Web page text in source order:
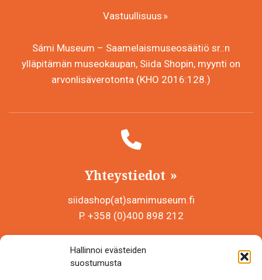
Hallinnoi evästeiden
suostumusta
Vastuullisuus
Sámi Museum – Saamelaismuseosäätiö sr.:n
ylläpitämän museokaupan, Siida Shopin, myynti on
arvonlisäverotonta (KHO 2016:128.)
Yhteystiedot
siidashop(at)samimuseum.fi
P. +358 (0)400 898 212
Y-tunnus 0625907-2